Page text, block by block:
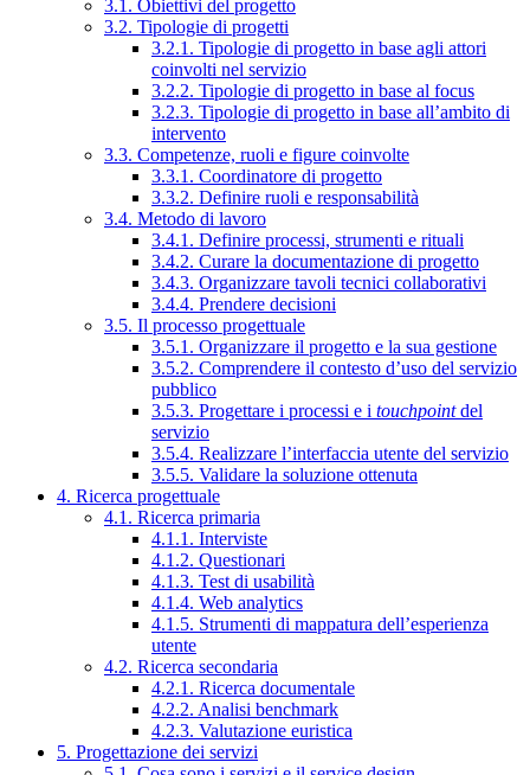
3.1. Obiettivi del progetto
3.2. Tipologie di progetti
3.2.1. Tipologie di progetto in base agli attori
coinvolti nel servizio
3.2.2. Tipologie di progetto in base al focus
3.2.3. Tipologie di progetto in base all’ambito di
intervento
3.3. Competenze, ruoli e figure coinvolte
3.3.1. Coordinatore di progetto
3.3.2. Definire ruoli e responsabilità
3.4. Metodo di lavoro
3.4.1. Definire processi, strumenti e rituali
3.4.2. Curare la documentazione di progetto
3.4.3. Organizzare tavoli tecnici collaborativi
3.4.4. Prendere decisioni
3.5. Il processo progettuale
3.5.1. Organizzare il progetto e la sua gestione
3.5.2. Comprendere il contesto d’uso del servizio
pubblico
3.5.3. Progettare i processi e i touchpointdel
servizio
3.5.4. Realizzare l’interfaccia utente del servizio
3.5.5. Validare la soluzione ottenuta
4. Ricerca progettuale
4.1. Ricerca primaria
4.1.1. Interviste
4.1.2. Questionari
4.1.3. Test di usabilità
4.1.4. Web analytics
4.1.5. Strumenti di mappatura dell’esperienza
utente
4.2. Ricerca secondaria
4.2.1. Ricerca documentale
4.2.2. Analisi benchmark
4.2.3. Valutazione euristica
5. Progettazione dei servizi